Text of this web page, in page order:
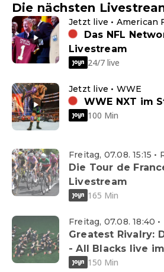
Die nächsten
Jetzt live • American
Das NFL
Livestream
24/7 live
Jetzt live • WWE
WWE NXT im
100 Min
Freitag, 07.08. 15:15 •
Die Tour de
Livestream
165 Min
Freitag, 07.08. 18:40
Greatest Rivalry:
- All Blacks live
150 Min